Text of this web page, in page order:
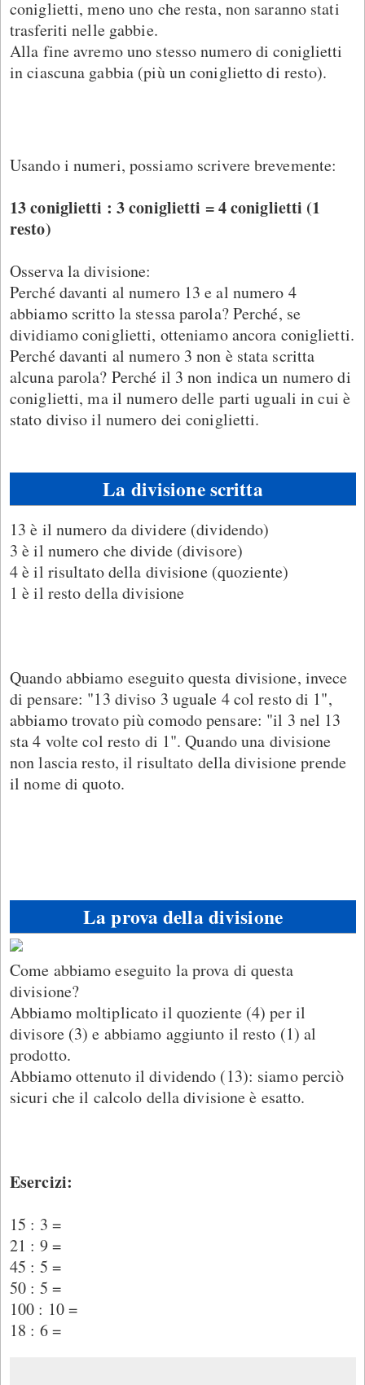
coniglietti, meno uno che resta, non saranno stati
trasferiti nelle gabbie.
Alla fine avremo uno stesso numero di coniglietti
in ciascuna gabbia (più un coniglietto di resto).
Usando i numeri, possiamo scrivere brevemente:
13 coniglietti : 3 coniglietti = 4 coniglietti (1
resto)
Osserva la divisione:
Perché davanti al numero 13 e al numero 4
abbiamo scritto la stessa parola? Perché, se
dividiamo coniglietti, otteniamo ancora coniglietti.
Perché davanti al numero 3 non è stata scritta
alcuna parola? Perché il 3 non indica un numero di
coniglietti, ma il numero delle parti uguali in cui è
stato diviso il numero dei coniglietti.
La divisione scritta
13 è il numero da dividere (dividendo)
3 è il numero che divide (divisore)
4 è il risultato della divisione (quoziente)
1 è il resto della divisione
Quando abbiamo eseguito questa divisione, invece
di pensare: "13 diviso 3 uguale 4 col resto di 1",
abbiamo trovato più comodo pensare: "il 3 nel 13
sta 4 volte col resto di 1". Quando una divisione
non lascia resto, il risultato della divisione prende
il nome di quoto.
La prova della divisione
Come abbiamo eseguito la prova di questa
divisione?
Abbiamo moltiplicato il quoziente (4) per il
divisore (3) e abbiamo aggiunto il resto (1) al
prodotto.
Abbiamo ottenuto il dividendo (13): siamo perciò
sicuri che il calcolo della divisione è esatto.
Esercizi:
15 : 3 =
21 : 9 =
45 : 5 =
50 : 5 =
100 : 10 =
18 : 6 =